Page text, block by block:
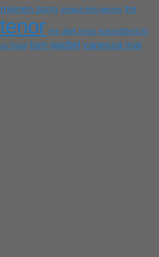
song smash into pieces the
the dark tenor konzertbericht
Hotel tom gaebel vanessa mai